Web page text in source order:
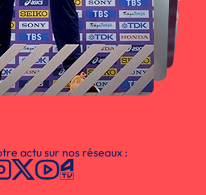
actu sur nos réseaux :